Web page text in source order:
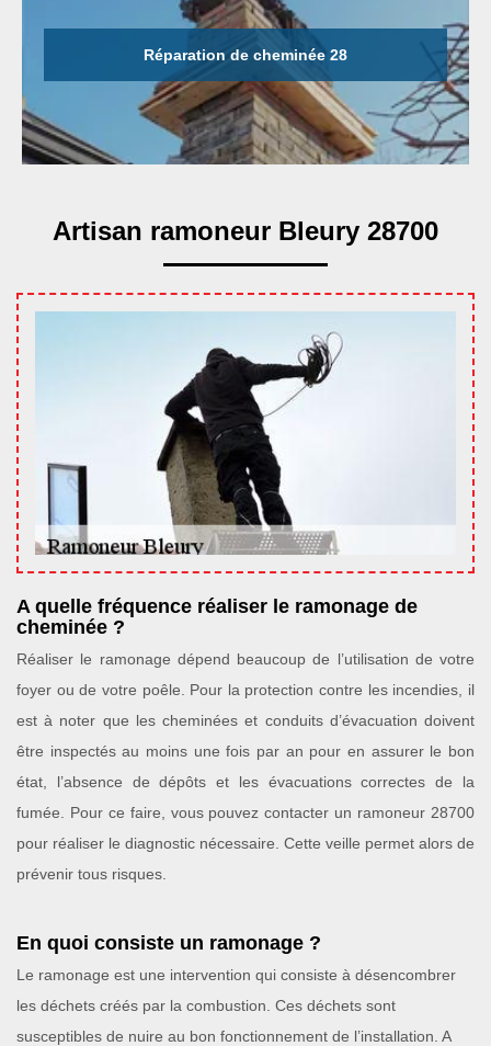
Réparation de cheminée 28
Artisan ramoneur Bleury 28700
A quelle fréquence réaliser le ramonage de
cheminée ?
Réaliser le ramonage dépend beaucoup de l’utilisation de votre
foyer ou de votre poêle. Pour la protection contre les incendies, il
est à noter que les cheminées et conduits d’évacuation doivent
être inspectés au moins une fois par an pour en assurer le bon
état, l’absence de dépôts et les évacuations correctes de la
fumée. Pour ce faire, vous pouvez contacter un ramoneur 28700
pour réaliser le diagnostic nécessaire. Cette veille permet alors de
prévenir tous risques.
En quoi consiste un ramonage ?
Le ramonage est une intervention qui consiste à désencombrer
les déchets créés par la combustion. Ces déchets sont
susceptibles de nuire au bon fonctionnement de l’installation. A